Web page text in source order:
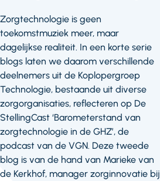
Zorgtechnologie is geen
toekomstmuziek meer, maar
dagelijkse realiteit. In een korte serie
blogs laten we daarom verschillende
deelnemers uit de Koplopergroep
Technologie, bestaande uit diverse
zorgorganisaties, reflecteren op De
StellingCast ‘Barometerstand van
zorgtechnologie in de GHZ’, de
podcast van de VGN. Deze tweede
blog is van de hand van Marieke van
de Kerkhof, manager zorginnovatie bij